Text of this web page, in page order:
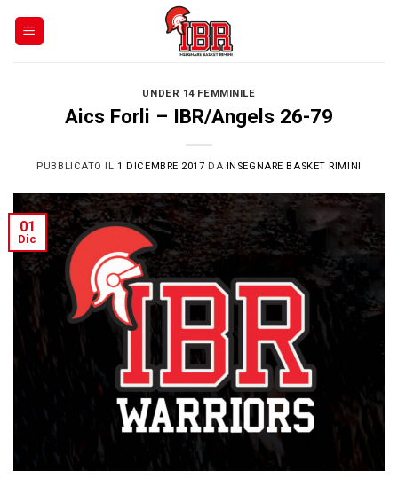
UNDER 14 FEMMINILE
Aics Forli – IBR/Angels 26-79
PUBBLICATO IL1 DICEMBRE 2017 DA INSEGNARE BASKET RIMINI
01
Dic